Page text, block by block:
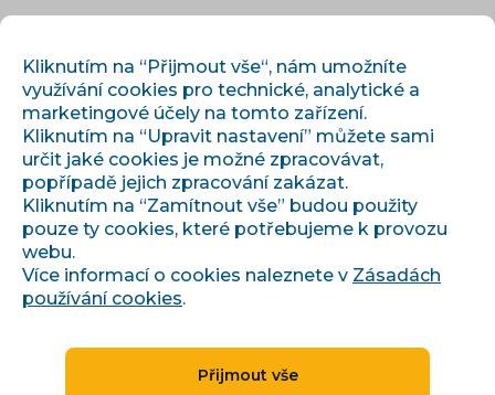
Úvod› Články a informace›
On-page SEO produktových stránek a kategorií e-shopu
On-page SEO
Kliknutím na “Přijmout vše“, nám umožníte
využívání cookies pro technické, analytické a
marketingové účely na tomto zařízení.
Kliknutím na “Upravit nastavení” můžete sami
určit jaké cookies je možné zpracovávat,
popřípadě jejich zpracování zakázat.
Kliknutím na “Zamítnout vše” budou použity
pouze ty cookies, které potřebujeme k provozu
webu.
Více informací o cookies naleznete v Zásadách
používání cookies.
Přijmout vše